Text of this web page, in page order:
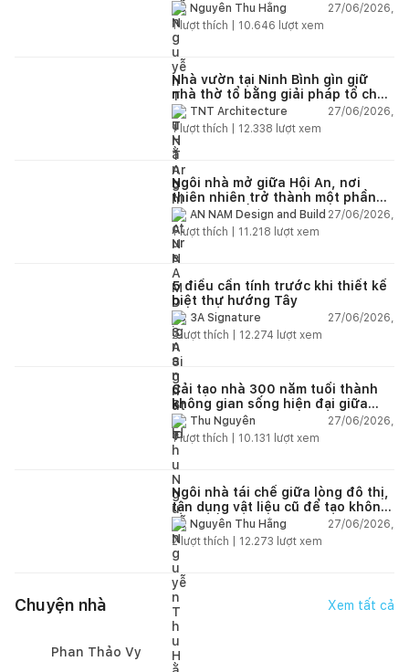
Nguyễn Thu Hằng
27/06/2026,
1lượt thích | 10.646 lượt xem
Nhà vườn tại Ninh Bình gìn giữ
nhà thờ tổ bằng giải pháp tổ chức
lại không gian
TNT Architecture
27/06/2026,
1lượt thích | 12.338 lượt xem
Ngôi nhà mở giữa Hội An, nơi
thiên nhiên trở thành một phần
của cuộc sống
AN NAM Design and Build 27/06/2026,
1lượt thích | 11.218 lượt xem
5 điều cần tính trước khi thiết kế
biệt thự hướng Tây
3A Signature
27/06/2026,
2lượt thích | 12.274 lượt xem
Cải tạo nhà 300 năm tuổi thành
không gian sống hiện đại giữa
thiên nhiên
Thu Nguyễn
27/06/2026,
1lượt thích | 10.131 lượt xem
Ngôi nhà tái chế giữa lòng đô thị,
tận dụng vật liệu cũ để tạo không
gian sống linh hoạt
Nguyễn Thu Hằng
27/06/2026,
2lượt thích | 12.273 lượt xem
Chuyện nhà Xem tất cả
Phan Thảo Vy